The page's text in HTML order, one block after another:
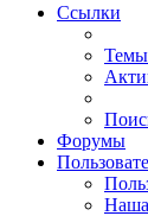
Ссылки
Темы
Форумы
Наша